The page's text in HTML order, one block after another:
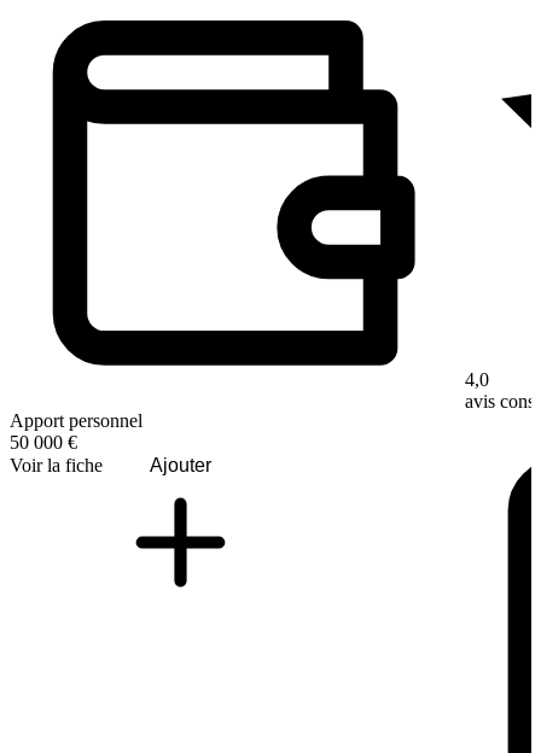
Apport personnel
50 000 €
Voir la fiche
Ajouter
4,0
avis